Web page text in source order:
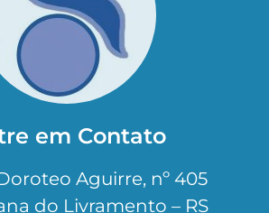
em Contato
Aguirre, nº 405
do Livramento – RS